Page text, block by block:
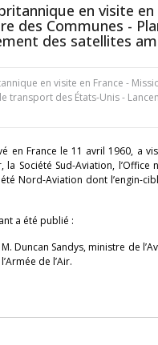
en visite en
des Communes -
des satellites
en visite en France -
transport des États-Unis -
en France le 11 avril 1960, a
Société Sud-Aviation,
Nord-Aviation dont l’engin-
a été publié :
Duncan Sandys, ministre de
de l’Air.